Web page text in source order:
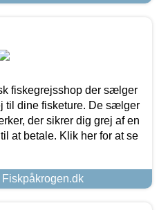
fiskegrejsshop der sælger
til dine fisketure. De sælger
der sikrer dig grej af en
at betale. Klik her for at se